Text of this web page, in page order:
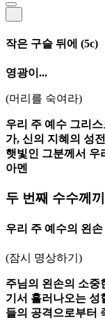
작은 구슬 뒤에 (5c)
영광이...
(머리를 숙여라)
우리 주 예수 그리
가, 신의 지혜의 성
햇빛인 그분께서 우
아멘
두 번째 수수께끼
우리 주 예수의 왼손
(잠시 명상하기)
주님의 왼손의 소중
기서 흘러나오는 성
들의 공격으로부터